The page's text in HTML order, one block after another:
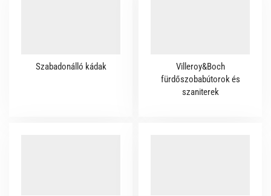
Szabadonálló kádak
Villeroy&Boch
fürdőszobabútorok és
szaniterek